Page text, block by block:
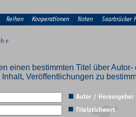
e
einen bestimmten Titel über
Inhalt, Veröffentlichungen zu